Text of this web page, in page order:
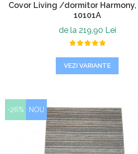
Covor Living /dormitor
10101A
de la 219,90 Lei
VEZI VARIANTE
-26% NOU